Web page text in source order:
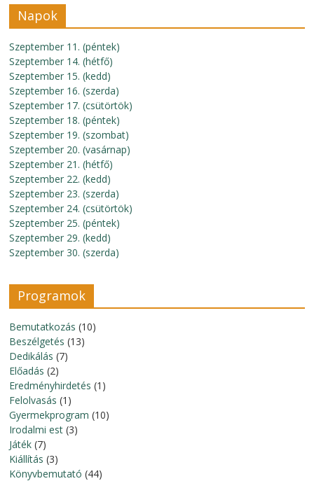
Napok
Szeptember 11. (péntek)
Szeptember 14. (hétfő)
Szeptember 15. (kedd)
Szeptember 16. (szerda)
Szeptember 17. (csütörtök)
Szeptember 18. (péntek)
Szeptember 19. (szombat)
Szeptember 20. (vasárnap)
Szeptember 21. (hétfő)
Szeptember 22. (kedd)
Szeptember 23. (szerda)
Szeptember 24. (csütörtök)
Szeptember 25. (péntek)
Szeptember 29. (kedd)
Szeptember 30. (szerda)
Programok
Bemutatkozás (10)
Beszélgetés (13)
Dedikálás (7)
Előadás (2)
Eredményhirdetés (1)
Felolvasás (1)
Gyermekprogram (10)
Irodalmi est (3)
Játék (7)
Kiállítás (3)
Könyvbemutató (44)